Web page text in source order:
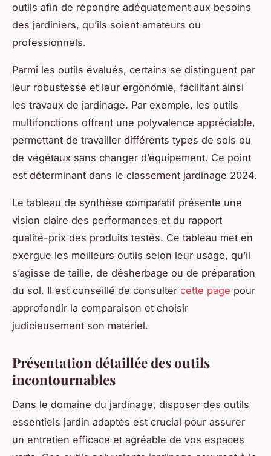
outils afin de répondre adéquatement aux besoins
des jardiniers, qu’ils soient amateurs ou
professionnels.
Parmi les outils évalués, certains se distinguent par
leur robustesse et leur ergonomie, facilitant ainsi
les travaux de jardinage. Par exemple, les outils
multifonctions offrent une polyvalence appréciable,
permettant de travailler différents types de sols ou
de végétaux sans changer d’équipement. Ce point
est déterminant dans le classement jardinage 2024.
Le tableau de synthèse comparatif présente une
vision claire des performances et du rapport
qualité-prix des produits testés. Ce tableau met en
exergue les meilleurs outils selon leur usage, qu’il
s’agisse de taille, de désherbage ou de préparation
du sol. Il est conseillé de consulter cette page pour
approfondir la comparaison et choisir
judicieusement son matériel.
Présentation détaillée des outils
incontournables
Dans le domaine du jardinage, disposer des outils
essentiels jardin adaptés est crucial pour assurer
un entretien efficace et agréable de vos espaces